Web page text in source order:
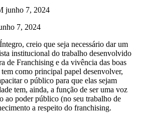
junho 7, 2024
7, 2024
creio que seja necessário dar um
institucional do trabalho desenvolvido
de Franchising e da vivência das boas
como principal papel desenvolver,
o público para que elas sejam
tem, ainda, a função de ser uma voz
ao poder público (no seu trabalho de
a respeito do franchising.